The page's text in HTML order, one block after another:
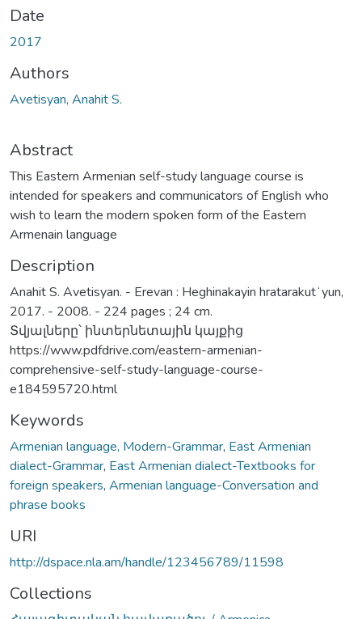
Date
2017
Authors
Avetisyan, Anahit S.
Abstract
This Eastern Armenian self-study language course is
intended for speakers and communicators of English who
wish to learn the modern spoken form of the Eastern
Armenain language
Description
Anahit S. Avetisyan. - Erevan : Heghinakayin hratarakutʻyun,
2017. - 2008. - 224 pages ; 24 cm.
Տվյալները՝ ինտերնետային կայքից
https://www.pdfdrive.com/eastern-armenian-
comprehensive-self-study-language-course-
e184595720.html
Keywords
Armenian language, Modern-Grammar, East Armenian
dialect-Grammar, East Armenian dialect-Textbooks for
foreign speakers, Armenian language-Conversation and
phrase books
URI
http://dspace.nla.am/handle/123456789/11598
Collections